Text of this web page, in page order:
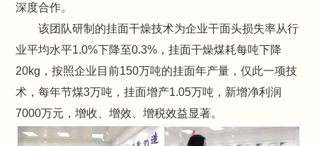
深度合作。
该团队研制的挂面干燥技术为企业干面头损失率从行
业平均水平1.0%下降至0.3%，挂面干燥煤耗每吨下降
20kg，按照企业目前150万吨的挂面年产量，仅此一项技
术，每年节煤3万吨，挂面增产1.05万吨，新增净利润
7000万元，增收、增效、增税效益显著。